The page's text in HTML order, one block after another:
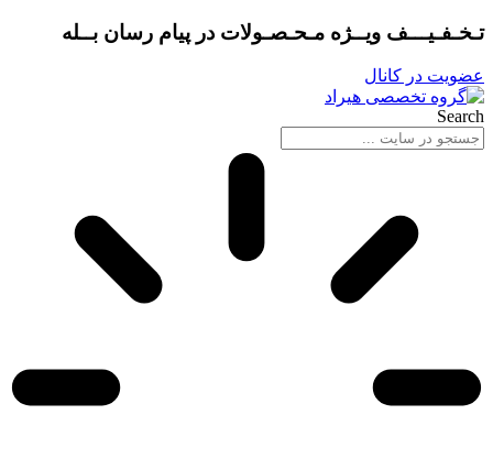
پرش
محتوا
تـخـفـیـــف ویــژه مـحـصـولات در پیام رسان بــله
عضویت در کانال
Search